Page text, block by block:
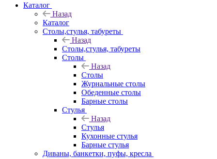
Каталог
Назад
Каталог
Столы,стулья, табуреты
Назад
Столы,стулья, табуреты
Столы
Назад
Столы
Журнальные столы
Обеденные столы
Барные столы
Стулья
Назад
Стулья
Кухонные стулья
Барные стулья
Диваны, банкетки, пуфы, кресла